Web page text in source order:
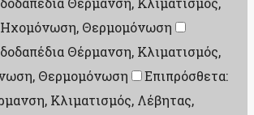
Θερμομόνωση
Θέρμανση, Κλιματισμός,
Θερμομόνωση
Επιπρόσθετα:
Κλιματισμός, Λέβητας,